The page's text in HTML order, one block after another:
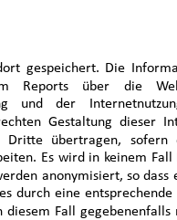
gespeichert. Die
Reports über die
und der
Gestaltung dieser
übertragen, sofern
Es wird in keinem Fall
anonymisiert, so dass
durch eine
Fall gegebenenfalls